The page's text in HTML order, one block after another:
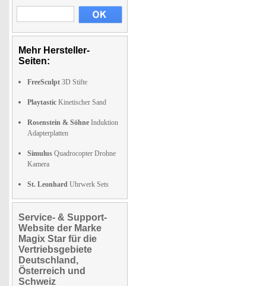
Mehr Hersteller-
Seiten:
FreeSculpt 3D Stifte
Playtastic Kinetischer Sand
Rosenstein & Söhne Induktion
Adapterplatten
Simulus Quadrocopter Drohne
Kamera
St. Leonhard Uhrwerk Sets
Service- & Support-
Website der Marke
Magix Star für die
Vertriebsgebiete
Deutschland,
Österreich und
Schweiz